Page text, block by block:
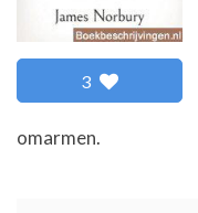
3
omarmen.